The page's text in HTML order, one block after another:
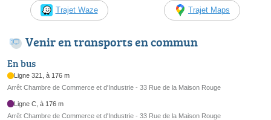
Trajet Waze Trajet Maps
Venir en transports en commun
En bus
Ligne 321, à 176 m
Arrêt Chambre de Commerce et d'Industrie - 33 Rue de la Maison Rouge
Ligne C, à 176 m
Arrêt Chambre de Commerce et d'Industrie - 33 Rue de la Maison Rouge